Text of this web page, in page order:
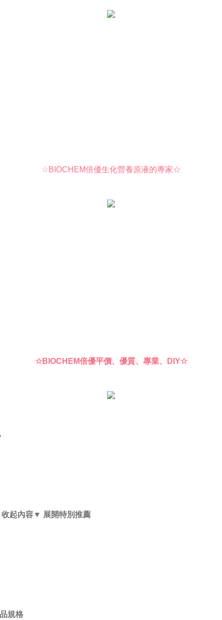
☆BIOCHEM倍優生化營養原液的專家☆
☆BIOCHEM倍優平價、優質、專業、DIY☆
起內容▼ 展開特別推薦
規格